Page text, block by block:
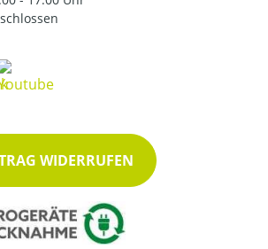
WIDERRUFEN